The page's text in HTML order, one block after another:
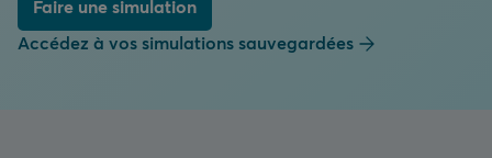
Faire une simulation
Accédez à vos simulations sauvegardées